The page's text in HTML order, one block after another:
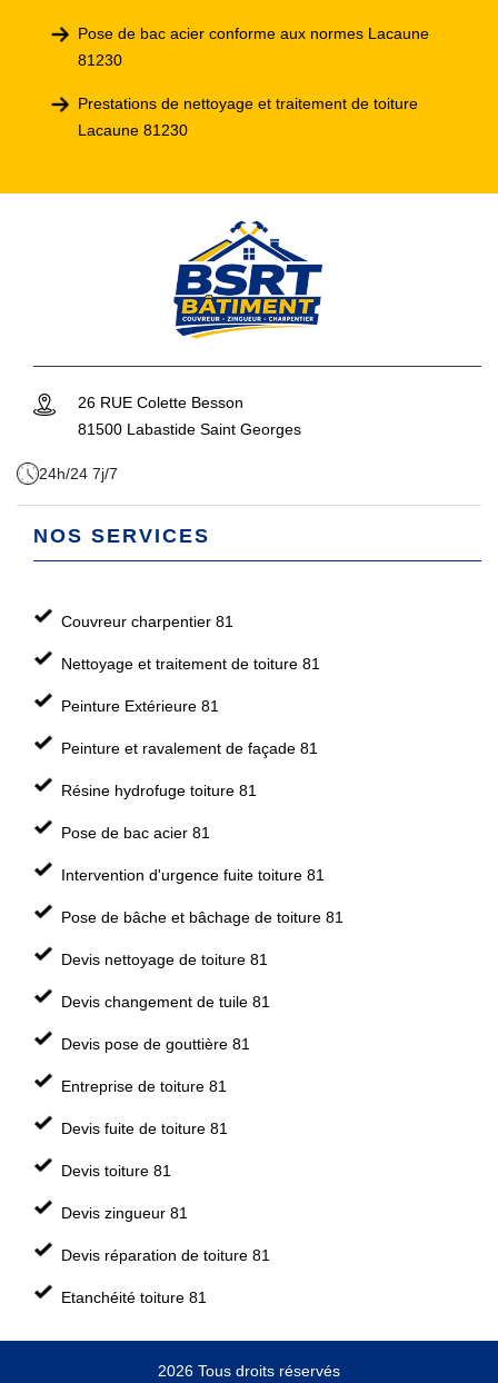
Pose de bac acier conforme aux normes Lacaune
81230
Prestations de nettoyage et traitement de toiture
Lacaune 81230
26 RUE Colette Besson
81500 Labastide Saint Georges
24h/24 7j/7
NOS SERVICES
Couvreur charpentier 81
Nettoyage et traitement de toiture 81
Peinture Extérieure 81
Peinture et ravalement de façade 81
Résine hydrofuge toiture 81
Pose de bac acier 81
Intervention d'urgence fuite toiture 81
Pose de bâche et bâchage de toiture 81
Devis nettoyage de toiture 81
Devis changement de tuile 81
Devis pose de gouttière 81
Entreprise de toiture 81
Devis fuite de toiture 81
Devis toiture 81
Devis zingueur 81
Devis réparation de toiture 81
Etanchéité toiture 81
2026 Tous droits réservés